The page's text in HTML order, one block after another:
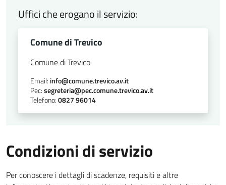
Uffici che erogano il servizio:
Comune di Trevico
Comune di Trevico
Email: info@comune.trevico.av.it
Pec:segreteria@pec.comune.trevico.av.it
Telefono:0827 96014
Condizioni di servizio
Per conoscere i dettagli di scadenze, requisiti e altre